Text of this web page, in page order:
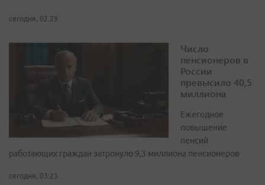
сегодня, 02:29
Число
пенсионеров в
России
превысило 40,5
миллиона
Ежегодное
повышение
пенсий
работающих граждан затронуло 9,3 миллиона пенсионеров
сегодня, 03:23